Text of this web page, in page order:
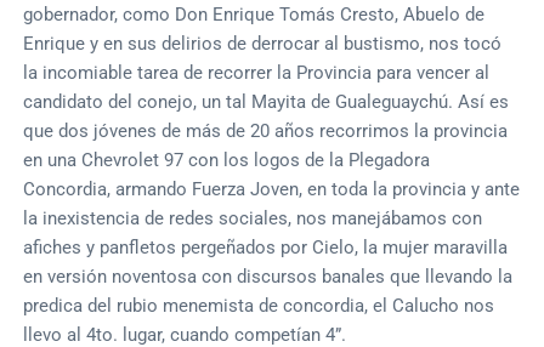
gobernador, como Don Enrique Tomás Cresto, Abuelo de
Enrique y en sus delirios de derrocar al bustismo, nos tocó
la incomiable tarea de recorrer la Provincia para vencer al
candidato del conejo, un tal Mayita de Gualeguaychú. Así es
que dos jóvenes de más de 20 años recorrimos la provincia
en una Chevrolet 97 con los logos de la Plegadora
Concordia, armando Fuerza Joven, en toda la provincia y ante
la inexistencia de redes sociales, nos manejábamos con
afiches y panfletos pergeñados por Cielo, la mujer maravilla
en versión noventosa con discursos banales que llevando la
predica del rubio menemista de concordia, el Calucho nos
llevo al 4to. lugar, cuando competían 4”.